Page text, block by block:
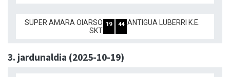
SUPER AMARA OIARSO
SKT
19 44 ANTIGUA LUBERRI K.E.
3. jardunaldia (2025-10-19)